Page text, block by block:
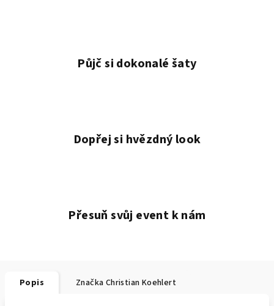
Půjč si dokonalé šaty
Dopřej si hvězdný look
Přesuň svůj event k nám
Popis Značka Christian Koehlert